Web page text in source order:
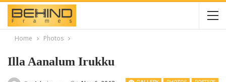
Home Photos
Illa Aanalum Irukku